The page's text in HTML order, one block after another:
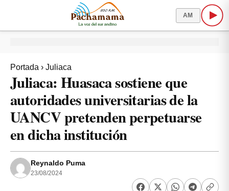
AM
Portada › Juliaca
Juliaca: Huasaca sostiene que
autoridades universitarias de la
UANCV pretenden perpetuarse
en dicha institución
Reynaldo Puma
23/08/2024